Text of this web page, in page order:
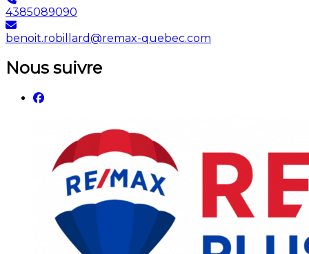
4385089090
benoit.robillard@remax-quebec.com
Nous suivre